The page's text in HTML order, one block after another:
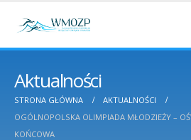
Aktualności
STRONA GŁÓWNA
AKTUALNOŚCI
OGÓLNOPOLSKA OLIMPIADA MŁODZIEŻY –
KOŃCOWA